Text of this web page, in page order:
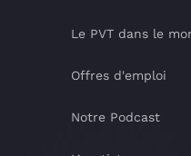
Le PVT dans le
Offres d'emploi
Notre Podcast